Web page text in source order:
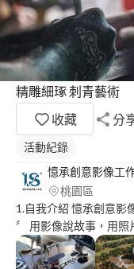
精雕細琢 刺青藝術
收藏
分
活動紀錄
憶承創意影像工
桃園區
1.自我介紹 憶承創意影像工作室 IS STUDIO 〝 用心紀憶 傳承創新
〞 用影像說故事，用
它無限延伸，創造更多新進界。 2.專業背景 擁
拍攝活動、廣告經驗 我